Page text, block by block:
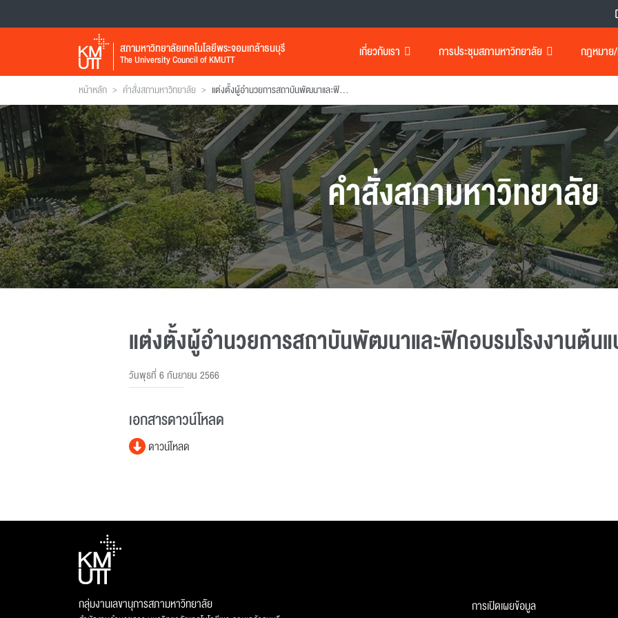
สภามหาวิทยาลัยเทคโนโลยีพระจอมเกล้าธนบุรี
The University Council of KMUTT เกี่ยวกับเรา การประชุมสภามหาวิทยาลัย กฎหมาย/
หน้าหลัก > คำสั่งสภามหาวิทยาลัย > แต่งตั้งผู้อํานวยการสถาบันพัฒนาและฟิกอบรมโรงงานต้นแบบ
คำสั่งสภามหาวิทยาลัย
แต่งตั้งผู้อํานวยการสถาบันพัฒนาและฟิกอบรมโรงงานต้น
วันพุธที่ 6 กันยายน 2566
เอกสารดาวน์โหลด
ดาวน์โหลด
กลุ่มงานเลขานุการสภามหาวิทยาลัย การเปิดเผยข้อมูล